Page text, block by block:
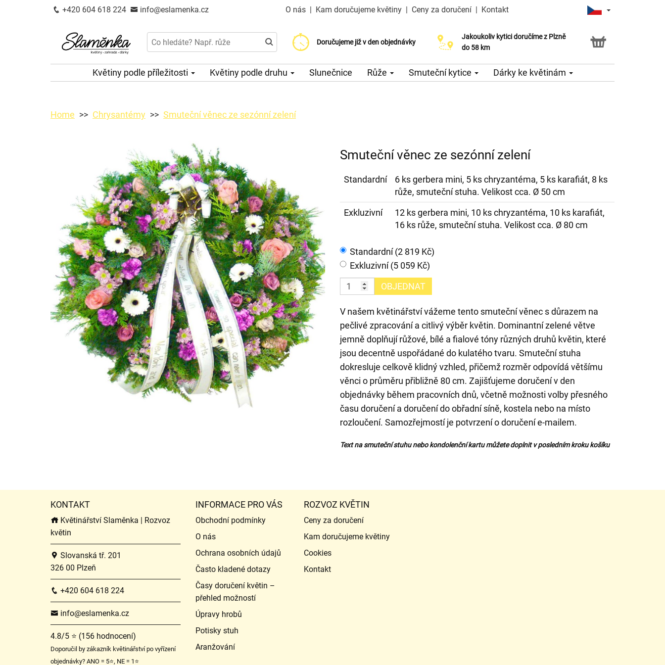
+420 604 618 224 info@eslamenka.cz O nás | Kam doručujeme květiny | Ceny za doručení | Kontakt
Doručujeme již v den objednávky
Doručujeme již od 200 Kč
Možný výběr času a dne doručení
Jakoukoliv kytici doručíme z Plzně
do 58 km
Květiny podle příležitosti Květiny podle druhu Slunečnice Růže Smuteční kytice Dárky ke květinám
Home Chrysantémy Smuteční věnec ze sezónní zelení
Smuteční věnec ze sezónní zelení
Standardní
6 ks gerbera mini, 5 ks chryzantéma, 5 ks karafiát, 8 ks
růže, smuteční stuha. Velikost cca. Ø 50 cm
Exkluzivní
12 ks gerbera mini, 10 ks chryzantéma, 10 ks karafiát,
16 ks růže, smuteční stuha. Velikost cca. Ø 80 cm
Standardní (2 819 Kč)
Exkluzivní (5 059 Kč)
OBJEDNAT
V našem květinářství vážeme tento smuteční věnec s důrazem na
pečlivé zpracování a citlivý výběr květin. Dominantní zelené větve
jemně doplňují růžové, bílé a fialové tóny různých druhů květin, které
jsou decentně uspořádané do kulatého tvaru. Smuteční stuha
dokresluje celkově klidný vzhled, přičemž rozměr odpovídá většímu
věnci o průměru přibližně 80 cm. Zajišťujeme doručení v den
objednávky během pracovních dnů, včetně možnosti volby přesného
času doručení a doručení do obřadní síně, kostela nebo na místo
rozloučení. Samozřejmostí je potvrzení o doručení e-mailem.
Text na smuteční stuhu nebo kondolenční kartu můžete doplnit v posledním kroku košíku
KONTAKT
Květinářství Slaměnka | Rozvoz
květin
Slovanská tř. 201
326 00 Plzeň
+420 604 618 224
info@eslamenka.cz
4.8/5 ⭐ (156 hodnocení)
Doporučil by zákazník květinářství po vyřízení
objednávky? ANO = 5⭐, NE = 1⭐
INFORMACE PRO VÁS
Obchodní podmínky
O nás
Ochrana osobních údajů
Často kladené dotazy
Časy doručení květin –
přehled možností
Úpravy hrobů
Potisky stuh
Aranžování
ROZVOZ KVĚTIN
Ceny za doručení
Kam doručujeme květiny
Cookies
Kontakt